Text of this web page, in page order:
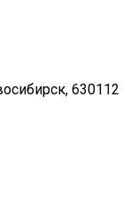
630112